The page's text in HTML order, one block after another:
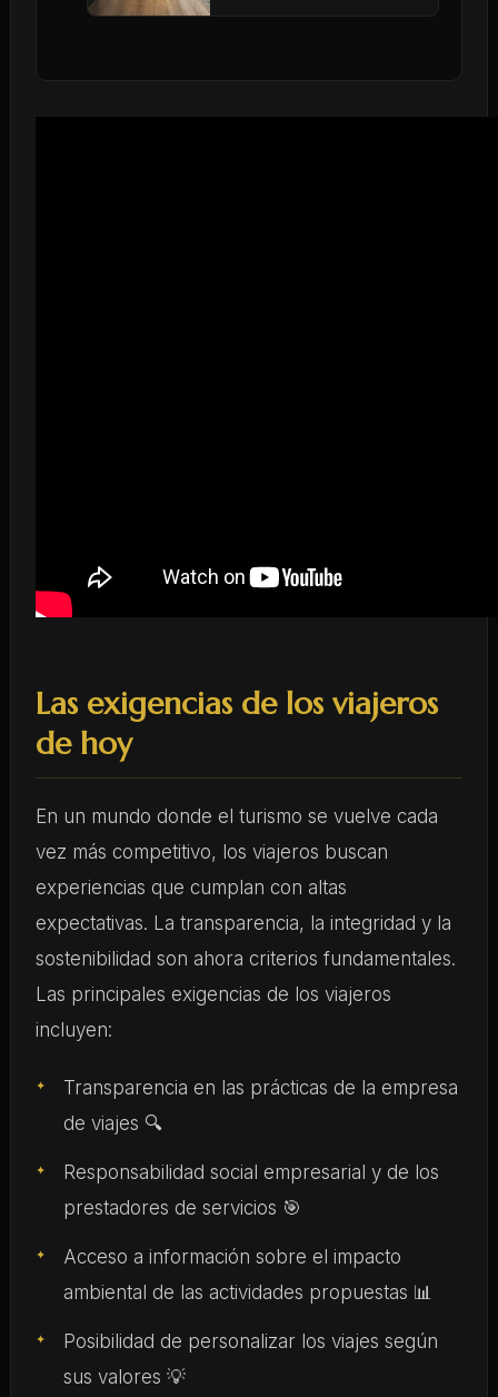
Las exigencias de los viajeros
de hoy
En un mundo donde el turismo se vuelve cada
vez más competitivo, los viajeros buscan
experiencias que cumplan con altas
expectativas. La transparencia, la integridad y la
sostenibilidad son ahora criterios fundamentales.
Las principales exigencias de los viajeros
incluyen:
Transparencia en las prácticas de la empresa
de viajes 🔍
Responsabilidad social empresarial y de los
prestadores de servicios 🎯
Acceso a información sobre el impacto
ambiental de las actividades propuestas 📊
Posibilidad de personalizar los viajes según
sus valores 💡